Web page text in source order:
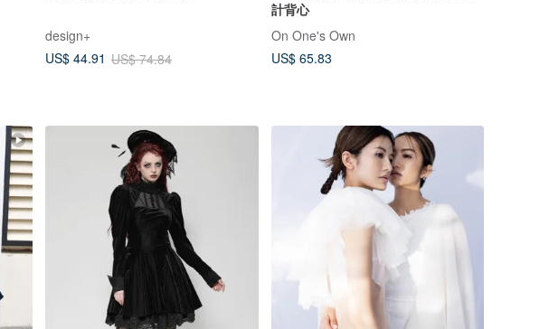
design+
US$ 44.91 US$ 74.84
計背心
On One's Own
US$ 65.83